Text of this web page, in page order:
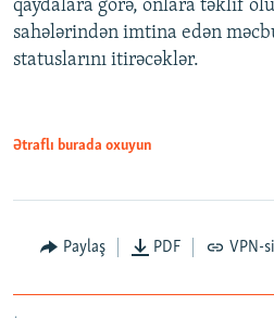
Auto 240p
720p
qaydalara görə, onlara təklif
sahələrindən imtina edən
statuslarını itirəcəklər.
Ətraflı burada oxuyun
Paylaş PDF VPN-